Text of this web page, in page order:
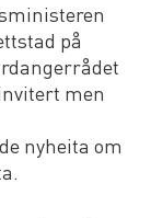
på
men
nyheita om